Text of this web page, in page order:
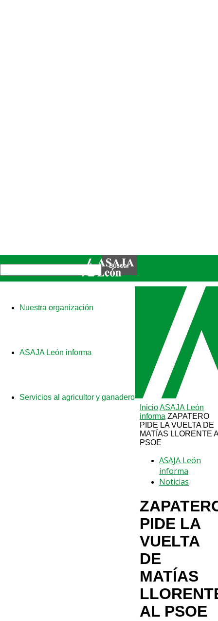
Nuestra organización
ASAJA León informa
Servicios al agricultor y ganadero
InicioASAJA León
informa ZAPATERO
PIDE LA VUELTA DE
MATÍAS LLORENTE
PSOE
ASAJA León
informa
Noticias
PIDE LA
VUELTA
DE
MATÍAS
AL PSOE